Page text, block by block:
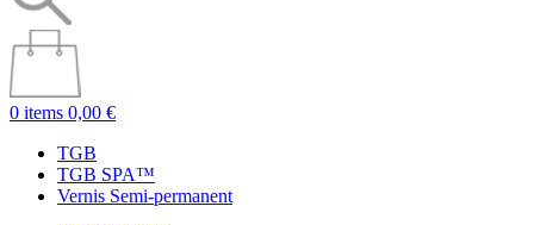
0 items 0,00 €
TGB
TGB SPA™
Vernis Semi-permanent